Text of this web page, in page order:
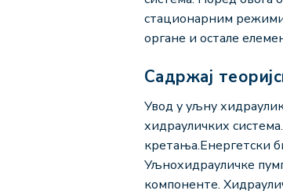
стационарним
органе и остале
Садржај
Увод у уљну
хидрауличких
кретања.Енергетски
Уљнохидрауличке
компоненте.